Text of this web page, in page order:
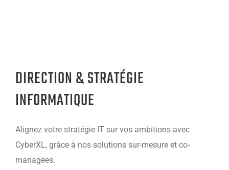
DIRECTION & STRATÉGIE
INFORMATIQUE
Alignez votre stratégie IT sur vos ambitions avec
CyberXL, grâce à nos solutions sur-mesure et co-
managées.